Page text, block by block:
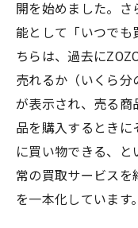
開を始めました。
能として「いつでも
ちらは、過去に
売れるか（いくら分
が表示され、売る商
品を購入するときに
に買い物できる、と
常の買取サービスを
を一本化しています。